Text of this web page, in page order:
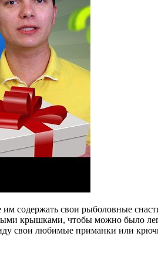
содержать свои рыболовные
крышками, чтобы можно было
свои любимые приманки или